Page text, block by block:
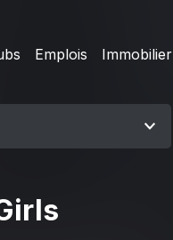
Emplois Immobilier